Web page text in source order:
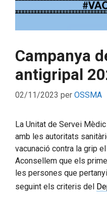
Campanya
antigripal
02/11/2023 per OSSMA
La Unitat de Servei
amb les autoritats
vacunació contra la grip el
Aconsellem que els
les persones que
seguint els criteris del